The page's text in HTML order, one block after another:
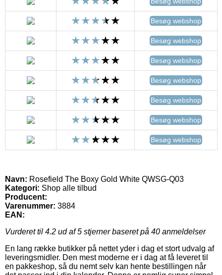
Besøg webshop
Besøg webshop
Besøg webshop
Besøg webshop
Besøg webshop
Besøg webshop
Besøg webshop
Navn: Rosefield The Boxy Gold White QWSG-Q03
Kategori: Shop alle tilbud
Producent:
Varenummer: 3884
EAN:
Vurderet til 4.2 ud af 5 stjerner baseret på 40 anmeldelser
En lang række butikker på nettet yder i dag et stort udvalg af
leveringsmidler. Den mest moderne er i dag at få leveret til
en pakkeshop, så du nemt selv kan hente bestillingen når